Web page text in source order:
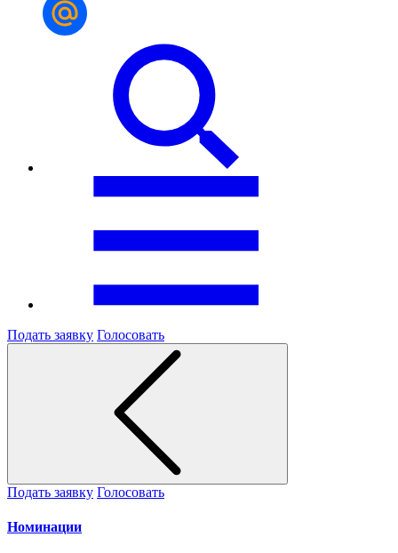
Подать заявку Голосовать
Подать заявку Голосовать
Номинации